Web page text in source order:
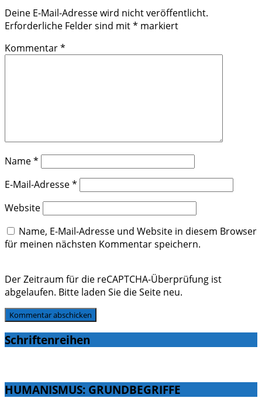
Deine E-Mail-Adresse wird nicht veröffentlicht.
Erforderliche Felder sind mit* markiert
Kommentar*
Name*
E-Mail-Adresse*
Website
Name, E-Mail-Adresse und Website in diesem Browser
für meinen nächsten Kommentar speichern.
Der Zeitraum für die reCAPTCHA-Überprüfung ist
abgelaufen. Bitte laden Sie die Seite neu.
Schriftenreihen
HUMANISMUS: GRUNDBEGRIFFE